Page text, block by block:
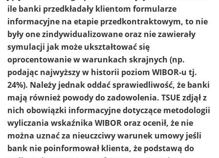
ile banki przedkładały klientom formularze
informacyjne na etapie przedkontraktowym, to nie
były one zindywidualizowane oraz nie zawierały
symulacji jak może ukształtować się
oprocentowanie w warunkach skrajnych (np.
podając najwyższy w historii poziom WIBOR-u tj.
24%). Należy jednak oddać sprawiedliwość, że banki
mają również powody do zadowolenia. TSUE zdjął z
nich obowiązki informacyjne dotyczące metodologii
wyliczania wskaźnika WIBOR oraz ocenił, że nie
można uznać za nieuczciwy warunek umowy jeśli
bank nie poinformował klienta, że podstawą do